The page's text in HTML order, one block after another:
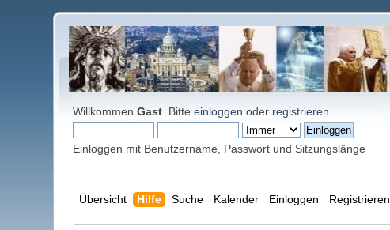
WillkommenGast . Bitteeinloggen oder registrieren
Einloggen mit Benutzername, Passwort und Sitzungslänge
Übersicht Hilfe Suche Kalender Einloggen Registrieren